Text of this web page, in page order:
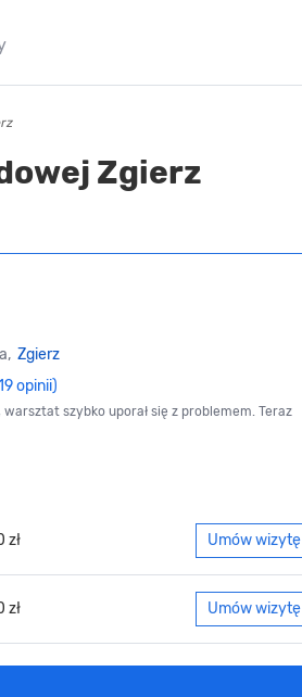
Zgierz
Zgierz
opinii)
warsztat szybko uporał się z problemem. Teraz
zł Umów wizytę
zł Umów wizytę